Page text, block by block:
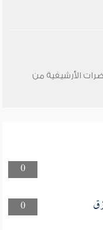
الأرشيفية من
0
0